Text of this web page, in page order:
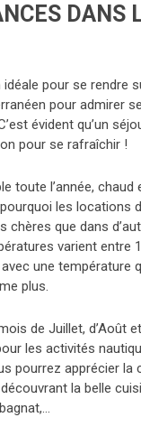
DANS
idéale pour se rendre
pour admirer
évident qu’un
pour se rafraîchir !
toute l’année, chaud
les locations
chères que dans
varient entre
une température
plus.
de Juillet, d’Août
les activités
pourrez apprécier la
la belle